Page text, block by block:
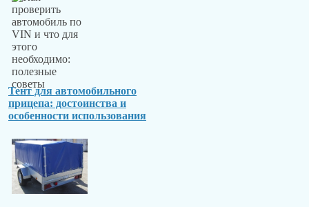
Тент для автомобильного
прицепа: достоинства и
особенности использования